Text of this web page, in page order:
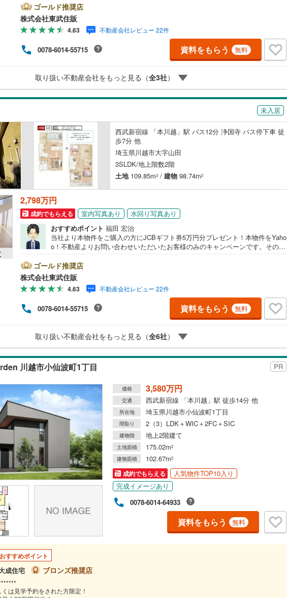
電話でのお問い合わせがスムーズです。住み替えをご希望の方は自社買取保証
付売却プランがございます。お気軽にお問い合わせください。●本川越駅徒歩19
分●角地●カースペース2台可●都市ガス・本下水◇当社の強みは（1）リフォー
ム（当社でも再販事業を行っている為、お客様に最適なプランをご提供できま
す。）（2）注文住宅のご紹介（提携ハウスメーカー7社を保有しておりますの
で、ご予算・ご希望に合ったプランをご紹介できます。）◇住まいに関する不
動産情報を豊富に取り揃えております。またリフォームの相談も承ります。◇
をクリック（2）本日～4日以内をご希望の方は「ご要望・ご質問欄」に希望日
時をご記入ください！
ゴールド推奨店
株式会社東武住販
4.63 不動産会社レビュー 22件
0078-6014-55715 資料をもらう 無料
取り扱い不動産会社をもっと見る（全3社）
未入居
西武新宿線 「本川越」駅 バス12分 浄国寺 バス停下車 徒
歩7分 他
埼玉県川越市大字山田
3SLDK/地上階数2階
土地109.85m2 / 建物 98.74m2
2,798万円
成約でもらえる 室内写真あり
水回り写真あり
おすすめポイント 福田 宏治
当社より本物件をご購入の方にJCBギフト券5万円分プレゼント！本物件をYaho
o！不動産よりお問い合わせいただいたお客様のみのキャンペーンです。その他
話でのお問い合わせがスムーズです。住み替えをご希望の方は自社買取保証付
売却プランがございます。お気軽にお問い合わせください。●閑静な住宅地●並
列2台駐車可●対面キッチン●本下水◇当社の強みは（1）リフォーム（当社でも
再販事業を行っている為、お客様に最適なプランをご提供できます。）（2）注
文住宅のご紹介（提携ハウスメーカー7社を保有しておりますので、ご予算・ご
希望に合ったプランをご紹介できます。）◇住まいに関する不動産情報を豊富
に取り揃えております。またリフォームの相談も承ります。◇インターネット
（2）本日～4日以内をご希望の方は「ご要望・ご質問欄」に希望日時をご記入
ください！
ゴールド推奨店
株式会社東武住販
4.63 不動産会社レビュー 22件
0078-6014-55715 資料をもらう 無料
取り扱い不動産会社をもっと見る（全6社）
川越市小仙波町1丁目 PR
価格 3,580万円
交通 西武新宿線 「本川越」駅 徒歩14分 他
所在地 埼玉県川越市小仙波町1丁目
間取り 2（3）LDK＋WIC＋2FC＋SIC
建物階 地上2階建て
土地面積 175.02m2
建物面積 102.67m2
成約でもらえる
人気物件TOP10入り
完成イメージあり
0078-6014-64933
資料をもらう 無料
すすめポイント
成住宅 ブロンズ推奨店
は見学予約をされた方限定！
札幌市営地下鉄南北線(2)
仙台市地下鉄南北線( 仙台市地下鉄東西線(112
東京メトロ東西線 (120 ) 東京メトロ千代田線
東京メトロ半蔵門線(8) 東京メトロ南北線(35)
都営浅草線(19) 都営三田線(20)
都営大江戸線(10)
名古屋市営地下鉄東山線
(380) 名古屋市営地下鉄名城線
名古屋市営地下鉄桜通線(354) 名古屋市営地下鉄上飯田線(62)
京都市営地下鉄烏丸線(53) 京都市営地下鉄東西線
OsakaMetro今里筋線(44)
OsakaMetro四つ橋線(7 ) OsakaMetro中央線(29)
OsakaMetro堺筋線
福岡市地下鉄空港線
札幌市電(1) 函館市電(0)
阿武隈急行(100) 会津鉄道(8)
秋田内陸縦貫鉄道(0
いすみ鉄道(3) 北越急行ほくほく線(0)
IGRいわて銀河鉄道(0 青い森鉄道(2)
弘南鉄道弘南線(0) 弘南鉄道大鰐線
由利高原鉄道鳥海山ろく線(0)
長野電鉄長野線(6) 上田電鉄別所線(6)
171)
鹿島臨海鉄道大洗鹿島線
100 ひたちなか海浜鉄道湊線(72 )
千葉都市モノレール(303
上毛電気鉄道上毛線
流鉄流山線(218)